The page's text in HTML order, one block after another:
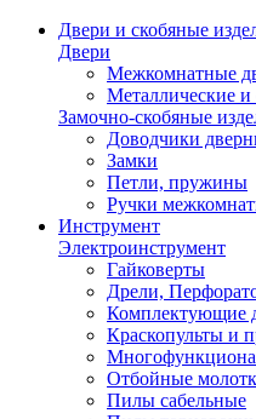
Двери и скобяные
Двери
Межкомнатные
Металлические и
Замочно-скобяные
Доводчики
Замки
Петли, пружины
Ручки
Инструмент
Электроинструмент
Гайковерты
Дрели,
Комплектующие
Краскопульты и
Отбойные
Пилы сабельные